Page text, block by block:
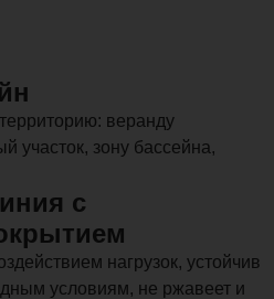
веранду
участок, зону бассейна,
с
нагрузок, устойчив
условиям, не ржавеет и